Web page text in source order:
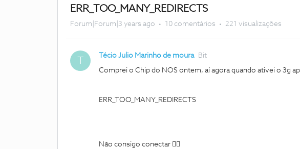
ERR_TOO_MANY_REDIRECTS
Forum|Forum|3 years ago 10 comentários 221 visualizações
Técio Julio Marinho de moura Bit
Comprei o Chip do NOS ontem, aí agora quando ativei o 3g
ERR_TOO_MANY_REDIRECTS
Não consigo conectar 🤦‍♂️